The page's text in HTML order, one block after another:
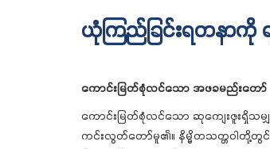
ယုံကြည်ခြင်းရတနာကို
ကောင်းမြတ်စုံလင်သော အဖခမည်းတော်
ကောင်းမြတ်စုံလင်သော ဆုကျေးဇူးရှိ
ကင်းလွတ်တော်မူ၏။ နိမ္မိတသတ္တဝါတို့တွင်